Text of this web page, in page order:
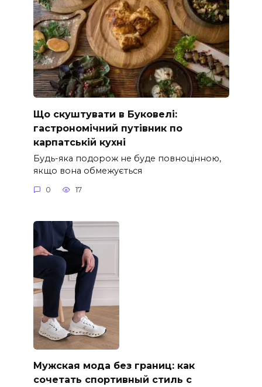
Що скуштувати в Буковелі:
гастрономічний путівник по
карпатській кухні
Будь-яка подорож не буде повноцінною,
якщо вона обмежується
0 17
Мужская мода без границ: как
сочетать спортивный стиль с